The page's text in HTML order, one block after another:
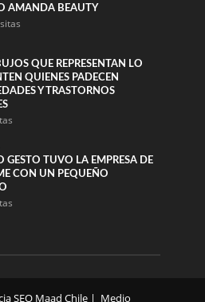
AMANDA BEAUTY
QUE REPRESENTAN LO
QUIENES PADECEN
Y TRASTORNOS
GESTO TUVO LA EMPRESA DE
CON UN PEQUEÑO
SEO Maad Chile | Medio